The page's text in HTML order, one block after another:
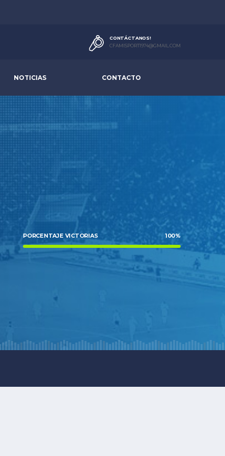
CONTÁCTANOS!
CFAMISPORT1974@GMAIL.COM
NOTICIAS CONTACTO
PORCENTAJE VICTORIAS 100%